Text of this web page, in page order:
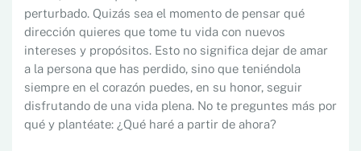
perturbado. Quizás sea el momento de pensar qué
dirección quieres que tome tu vida con nuevos
intereses y propósitos. Esto no significa dejar de amar
a la persona que has perdido, sino que teniéndola
siempre en el corazón puedes, en su honor, seguir
disfrutando de una vida plena. No te preguntes más por
qué y plantéate: ¿Qué haré a partir de ahora?